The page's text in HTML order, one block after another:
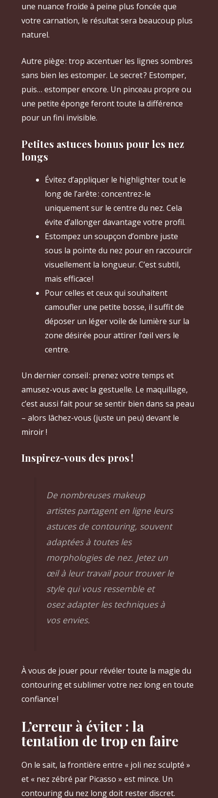
une nuance froide à peine plus foncée que
votre carnation, le résultat sera beaucoup plus
naturel.
Autre piège : trop accentuer les lignes sombres
sans bien les estomper. Le secret ? Estomper,
puis… estomper encore. Un pinceau propre ou
une petite éponge feront toute la différence
pour un fini invisible.
Petites astuces bonus pour les nez
longs
Évitez d’appliquer le highlighter tout le
long de l’arête : concentrez-le
uniquement sur le centre du nez. Cela
évite d’allonger davantage votre profil.
Estompez un soupçon d’ombre juste
sous la pointe du nez pour en raccourcir
visuellement la longueur. C’est subtil,
mais efficace !
Pour celles et ceux qui souhaitent
camoufler une petite bosse, il suffit de
déposer un léger voile de lumière sur la
zone désirée pour attirer l’œil vers le
centre.
Un dernier conseil : prenez votre temps et
amusez-vous avec la gestuelle. Le maquillage,
c’est aussi fait pour se sentir bien dans sa peau
– alors lâchez-vous (juste un peu) devant le
miroir !
Inspirez-vous des pros !
De nombreuses makeup
artistes partagent en ligne leurs
astuces de contouring, souvent
adaptées à toutes les
morphologies de nez. Jetez un
œil à leur travail pour trouver le
style qui vous ressemble et
osez adapter les techniques à
vos envies.
À vous de jouer pour révéler toute la magie du
contouring et sublimer votre nez long en toute
confiance !
L’erreur à éviter : la
tentation de trop en faire
On le sait, la frontière entre « joli nez sculpté »
et « nez zébré par Picasso » est mince. Un
contouring du nez long doit rester discret.